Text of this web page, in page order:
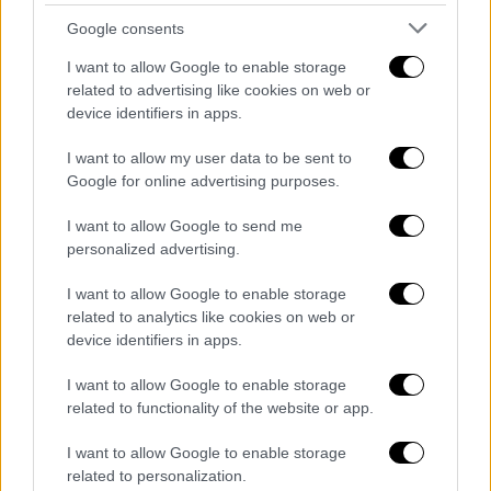
Google consents
I want to allow Google to enable storage
related to advertising like cookies on web or
device identifiers in apps.
I want to allow my user data to be sent to
Google for online advertising purposes.
I want to allow Google to send me
personalized advertising.
I want to allow Google to enable storage
related to analytics like cookies on web or
device identifiers in apps.
I want to allow Google to enable storage
related to functionality of the website or app.
I want to allow Google to enable storage
related to personalization.
View this post on Instagram
Ερχονται στην Ευρώπη
Το ζευγάρι,το οποιο έχει δύο παιδιά, τον
23χρονο Dylan και την 21χρονη Carys,
σχεδιάζει να περάσει περισσότερο χρόνο
στο εξωτερικό, καθώς η Zeta-Jones έχει